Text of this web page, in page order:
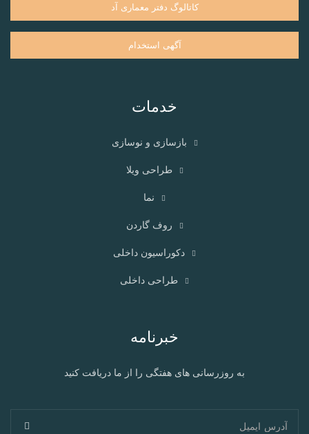
کاتالوگ دفتر معماری آد
آگهی استخدام
خدمات
بازسازی و نوسازی
طراحی ویلا
نما
روف گاردن
دکوراسیون داخلی
طراحی داخلی
خبرنامه
به روزرسانی های هفتگی را از ما دریافت کنید